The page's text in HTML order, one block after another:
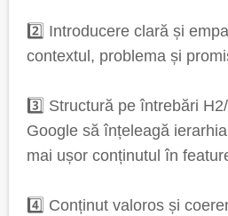
2️⃣ Introducere clară și
contextul, problema și
3️⃣ Structură pe întrebări
Google să înțeleagă
mai ușor conținutul în
4️⃣ Conținut valoros și